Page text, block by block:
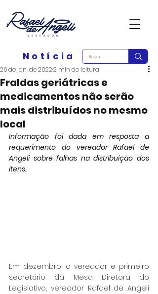
Notícia
Fraldas geriátricas e
medicamentos não serão
mais distribuídos no mesmo
local
26 de jan. de 20222 min de leitura
Informação foi dada em resposta a
requerimento do vereador Rafael de
Angeli sobre falhas na distribuição dos
itens.
Em dezembro, o vereador e primeiro
secretário da Mesa Diretora do
Legislativo, vereador Rafael de Angeli